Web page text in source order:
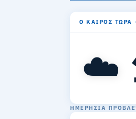
Ο ΚΑΙΡΌΣ ΤΏΡΑ
☁️
ΗΜΕΡΉΣΙΑ